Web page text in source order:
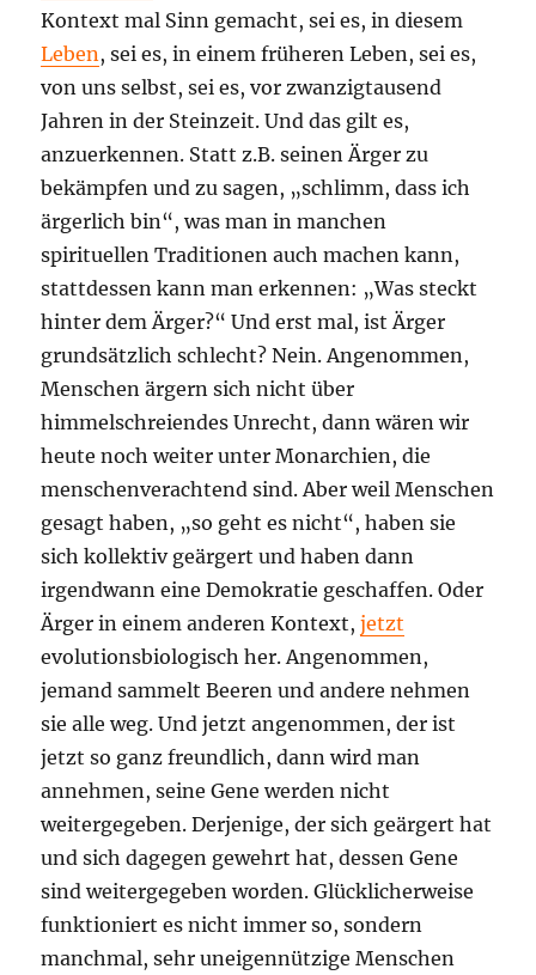
Kontext mal Sinn gemacht, sei es, in diesem
Leben , sei es, in einem früheren Leben, sei es,
von uns selbst, sei es, vor zwanzigtausend
Jahren in der Steinzeit. Und das gilt es,
anzuerkennen. Statt z.B. seinen Ärger zu
bekämpfen und zu sagen, „schlimm, dass ich
ärgerlich bin“, was man in manchen
spirituellen Traditionen auch machen kann,
stattdessen kann man erkennen: „Was steckt
hinter dem Ärger?“ Und erst mal, ist Ärger
grundsätzlich schlecht? Nein. Angenommen,
Menschen ärgern sich nicht über
himmelschreiendes Unrecht, dann wären wir
heute noch weiter unter Monarchien, die
menschenverachtend sind. Aber weil Menschen
gesagt haben, „so geht es nicht“, haben sie
sich kollektiv geärgert und haben dann
irgendwann eine Demokratie geschaffen. Oder
Ärger in einem anderen Kontext,jetzt
evolutionsbiologisch her. Angenommen,
jemand sammelt Beeren und andere nehmen
sie alle weg. Und jetzt angenommen, der ist
jetzt so ganz freundlich, dann wird man
annehmen, seine Gene werden nicht
weitergegeben. Derjenige, der sich geärgert hat
und sich dagegen gewehrt hat, dessen Gene
sind weitergegeben worden. Glücklicherweise
funktioniert es nicht immer so, sondern
manchmal, sehr uneigennützige Menschen